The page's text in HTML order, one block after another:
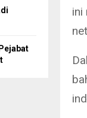
ini